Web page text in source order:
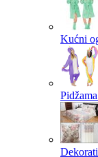
Kućni